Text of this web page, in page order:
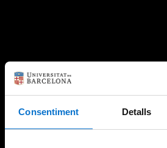
Consentiment Detalls